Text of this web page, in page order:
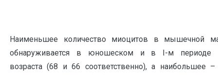
Наименьшее количество миоцитов в мышечной
обнаруживается в юношеском и в I-м периоде
возраста (68 и 66 соответственно), а наибольшее